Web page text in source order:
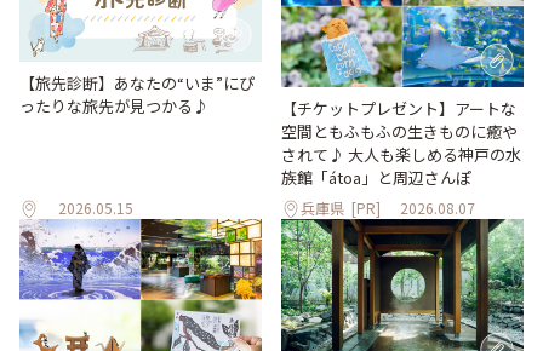
【旅先診断】あなたの“いま”にぴ
ったりな旅先が見つかる♪
2026.05.15
【チケットプレゼント】アートな
空間ともふもふの生きものに癒や
されて♪ 大人も楽しめる神戸の水
族館「átoa」と周辺さんぽ
兵庫県 [PR] 2026.08.07